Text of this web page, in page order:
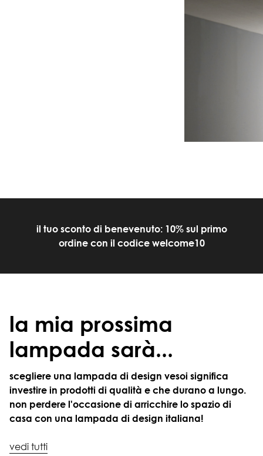
il tuo sconto di benevenuto: 10% sul primo
ordine con il codice welcome10
la mia prossima
lampada sarà...
scegliere una lampada di design vesoi significa
investire in prodotti di qualità e che durano a lungo.
non perdere l'occasione di arricchire lo spazio di
casa con una lampada di design italiana!
vedi tutti